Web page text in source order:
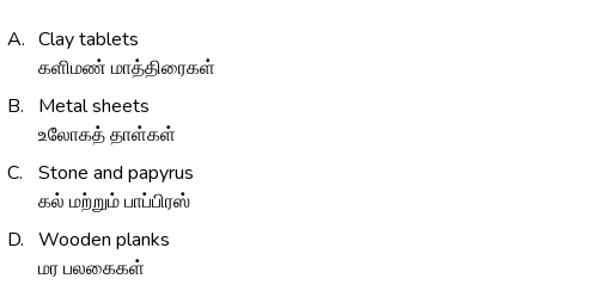
A. Clay tablets
களிமண் மாத்திரைகள்
B.
Metal sheets
உலோகத் தாள்கள்
C.
Stone and papyrus
கல் மற்றும் பாப்பிரஸ்
D.
Wooden planks
மர பலகைகள்